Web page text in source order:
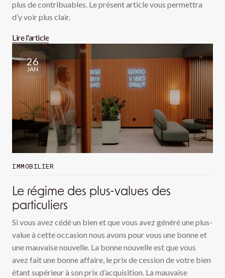
plus de contribuables. Le présent article vous permettra
d’y voir plus clair.
Lire l'article
26
JAN
IMMOBILIER
Le régime des plus-values des
particuliers
Si vous avez cédé un bien et que vous avez généré une plus-
value à cette occasion nous avons pour vous une bonne et
une mauvaise nouvelle. La bonne nouvelle est que vous
avez fait une bonne affaire, le prix de cession de votre bien
étant supérieur à son prix d’acquisition. La mauvaise